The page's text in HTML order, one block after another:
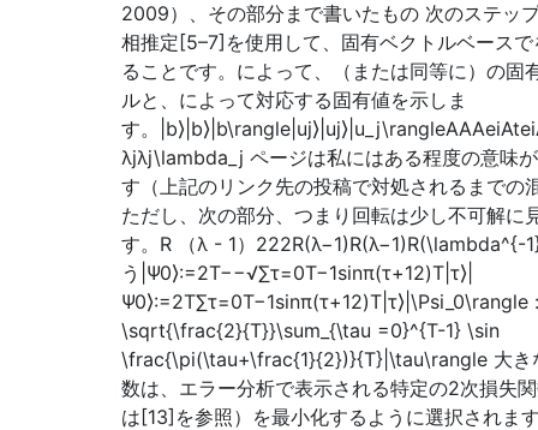
2009）、その部分まで書いたもの 次のステッ
相推定[5–7]を使用して、固有ベクトルベース
ることです。によって、（または同等に）の固
ルと、によって対応する固有値を示しま
す。
λjλj\lambda_j ページは私にはある程度の意味
す（上記のリンク先の投稿で対処されるまでの
ただし、次の部分、つまり回転は少し不可解に
す。R （λ - 1）222R(λ−1)R(λ−1)R(\lambda^{-
う|Ψ0⟩:=2T−−√∑τ=0T−1sinπ(τ+12)T|τ⟩|
Ψ0⟩:=2T∑τ=0T−1sin⁡π(τ+12)T|τ⟩|\Psi_0\rangle
\sqrt{\frac{2}{T}}\sum_{\tau =0}^{T-1} \sin
\frac{\pi(\tau+\frac{1}{2})}{T}|\tau\rangle 大き
数は、エラー分析で表示される特定の2次損失
は[13]を参照）を最小化するように選択されま